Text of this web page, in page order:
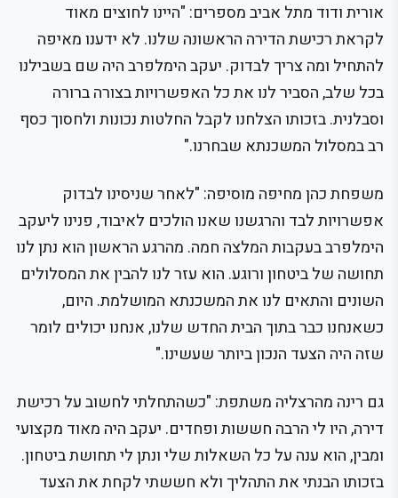
אורית ודוד מתל אביב מספרים: "היינו לחוצים מאוד
לקראת רכישת הדירה הראשונה שלנו. לא ידענו מאיפה
להתחיל ומה צריך לבדוק. יעקב הימלפרב היה שם בשבילנו
בכל שלב, הסביר לנו את כל האפשרויות בצורה ברורה
וסבלנית. בזכותו הצלחנו לקבל החלטות נכונות ולחסוך כסף
רב במסלול המשכנתא שבחרנו."
משפחת כהן מחיפה מוסיפה: "לאחר שניסינו לבדוק
אפשרויות לבד והרגשנו שאנו הולכים לאיבוד, פנינו ליעקב
הימלפרב בעקבות המלצה חמה. מהרגע הראשון הוא נתן לנו
תחושה של ביטחון ורוגע. הוא עזר לנו להבין את המסלולים
השונים והתאים לנו את המשכנתא המושלמת. היום,
כשאנחנו כבר בתוך הבית החדש שלנו, אנחנו יכולים לומר
שזה היה הצעד הנכון ביותר שעשינו."
גם רינה מהרצליה משתפת: "כשהתחלתי לחשוב על רכישת
דירה, היו לי הרבה חששות ופחדים. יעקב היה מאוד מקצועי
ומבין, הוא ענה על כל השאלות שלי ונתן לי תחושת ביטחון.
בזכותו הבנתי את התהליך ולא חששתי לקחת את הצעד